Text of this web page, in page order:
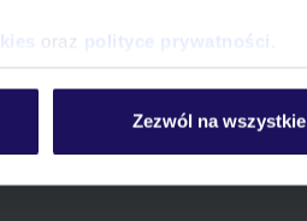
oraz polityce prywatności
Zezwól na wszystkie
wyświetlić oferty.